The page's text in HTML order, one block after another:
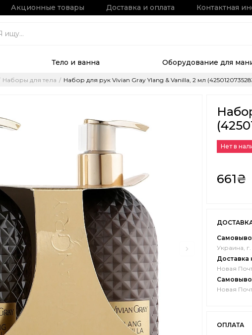
Акционные товары Доставка и оплата Контактная
Тело и ванна Оборудование для
Наборы для тела Набор для рук Vivian Gray Ylang & Vanilla, 2 мл
Нет в
661₴
Украина,
Доставка
Новая
Новая
ОПЛАТА